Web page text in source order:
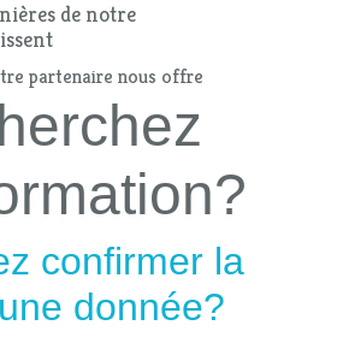
de notre
partenaire nous offre
confirmer la
donnée?